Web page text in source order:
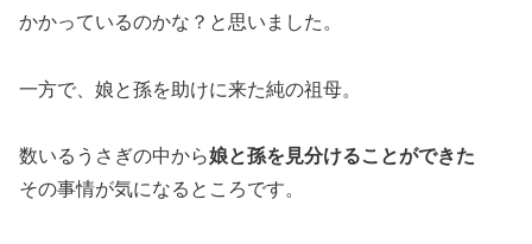
かかっているのかな？と思いました。
一方で、娘と孫を助けに来た純の祖母。
数いるうさぎの中から娘と孫を見分けることができた
その事情が気になるところです。